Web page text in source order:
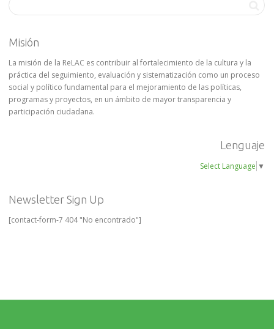
Misión
La misión de la ReLAC es contribuir al fortalecimiento de la cultura y la
práctica del seguimiento, evaluación y sistematización como un proceso
social y político fundamental para el mejoramiento de las políticas,
programas y proyectos, en un ámbito de mayor transparencia y
participación ciudadana.
Lenguaje
Select Language ▼
Newsletter Sign Up
[contact-form-7 404 "No encontrado"]